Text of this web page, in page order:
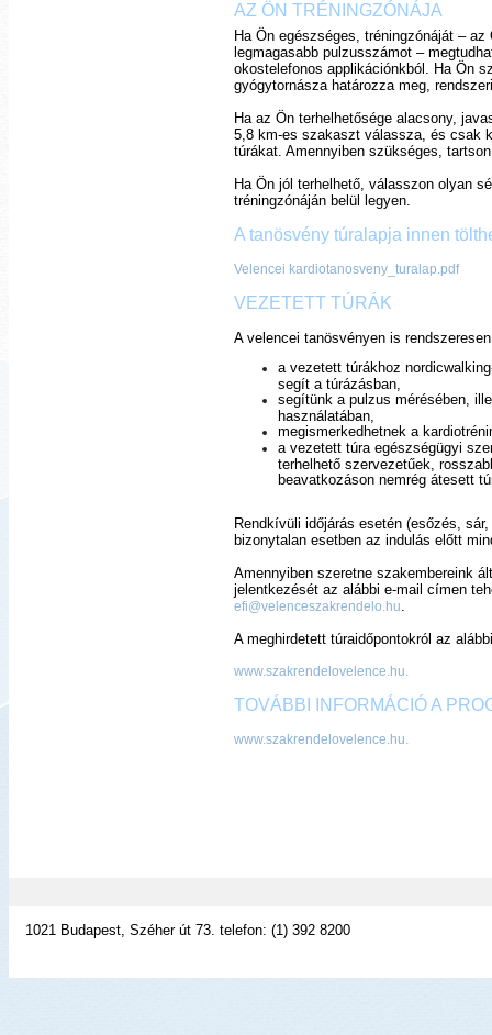
AZ ÖN TRÉNINGZÓNÁJA
Ha Ön egészséges, tréningzónáját –
legmagasabb pulzusszámot –
okostelefonos applikációnkból. Ha Ön
gyógytornásza határozza meg,
Ha az Ön terhelhetősége alacsony,
5,8 km-es szakaszt válassza, és csak
túrákat. Amennyiben szükséges,
Ha Ön jól terhelhető, válasszon olyan
tréningzónáján belül legyen.
A tanösvény túralapja innen
Velencei kardiotanosveny_turalap.pdf
VEZETETT TÚRÁK
A velencei tanösvényen is
a vezetett túrákhoz
segít a túrázásban,
segítünk a pulzus mérésében,
használatában,
megismerkedhetnek a
a vezetett túra egészségügyi
terhelhető szervezetűek,
beavatkozáson nemrég átesett
Rendkívüli időjárás esetén (esőzés,
bizonytalan esetben az indulás előtt
Amennyiben szeretne szakembereink
jelentkezését az alábbi e-mail címen
efi@velenceszakrendelo.hu.
A meghirdetett túraidőpontokról az
www.szakrendelovelence.hu.
TOVÁBBI INFORMÁCIÓ A
www.szakrendelovelence.hu.
1021 Budapest, Széher út 73. telefon: (1) 392 8200